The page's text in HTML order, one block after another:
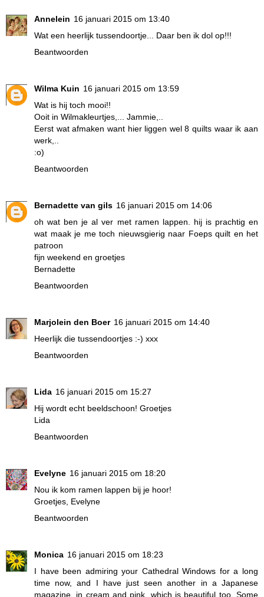
Annelein 16 januari 2015 om 13:40
Wat een heerlijk tussendoortje... Daar ben ik dol op!!!
Beantwoorden
Wilma Kuin 16 januari 2015 om 13:59
Wat is hij toch mooi!!
Ooit in Wilmakleurtjes,... Jammie,..
Eerst wat afmaken want hier liggen wel 8 quilts waar ik aan
werk,..
:o)
Beantwoorden
Bernadette van gils 16 januari 2015 om 14:06
oh wat ben je al ver met ramen lappen. hij is prachtig en
wat maak je me toch nieuwsgierig naar Foeps quilt en het
patroon
fijn weekend en groetjes
Bernadette
Beantwoorden
Marjolein den Boer 16 januari 2015 om 14:40
Heerlijk die tussendoortjes :-) xxx
Beantwoorden
Lida 16 januari 2015 om 15:27
Hij wordt echt beeldschoon! Groetjes
Lida
Beantwoorden
Evelyne 16 januari 2015 om 18:20
Nou ik kom ramen lappen bij je hoor!
Groetjes, Evelyne
Beantwoorden
Monica 16 januari 2015 om 18:23
I have been admiring your Cathedral Windows for a long
time now, and I have just seen another in a Japanese
magazine, in cream and pink, which is beautiful too. Some